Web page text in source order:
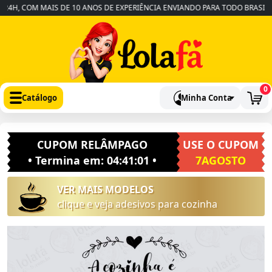
COM MAIS DE 10 ANOS DE EXPERIÊNCIA ENVIANDO PARA TODO BRASIL
Catálogo Minha Conta
0
CUPOM RELÂMPAGO
• Termina em: 04:41:01 •
USE O CUPOM
7AGOSTO
VER MAIS MODELOS
clique e veja adesivos para cozinha